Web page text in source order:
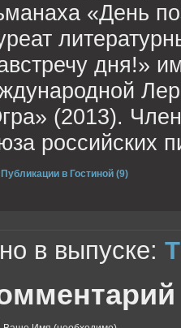
«День
дня!»
(2013).
российских
Публикации в Гостиной (9)
в выпуске: